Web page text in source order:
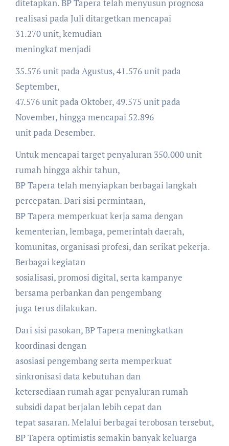
ditetapkan. BP Tapera telah menyusun prognosa
realisasi pada Juli ditargetkan mencapai
31.270 unit, kemudian
meningkat menjadi
35.576 unit pada Agustus, 41.576 unit pada
September,
47.576 unit pada Oktober, 49.575 unit pada
November, hingga mencapai 52.896
unit pada Desember.
Untuk mencapai target penyaluran 350.000 unit
rumah hingga akhir tahun,
BP Tapera telah menyiapkan berbagai langkah
percepatan. Dari sisi permintaan,
BP Tapera memperkuat kerja sama dengan
kementerian, lembaga, pemerintah daerah,
komunitas, organisasi profesi, dan serikat pekerja.
Berbagai kegiatan
sosialisasi, promosi digital, serta kampanye
bersama perbankan dan pengembang
juga terus dilakukan.
Dari sisi pasokan, BP Tapera meningkatkan
koordinasi dengan
asosiasi pengembang serta memperkuat
sinkronisasi data kebutuhan dan
ketersediaan rumah agar penyaluran rumah
subsidi dapat berjalan lebih cepat dan
tepat sasaran. Melalui berbagai terobosan tersebut,
BP Tapera optimistis semakin banyak keluarga